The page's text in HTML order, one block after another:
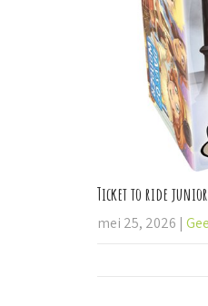
Ticket to ride junior
mei 25, 2026 |